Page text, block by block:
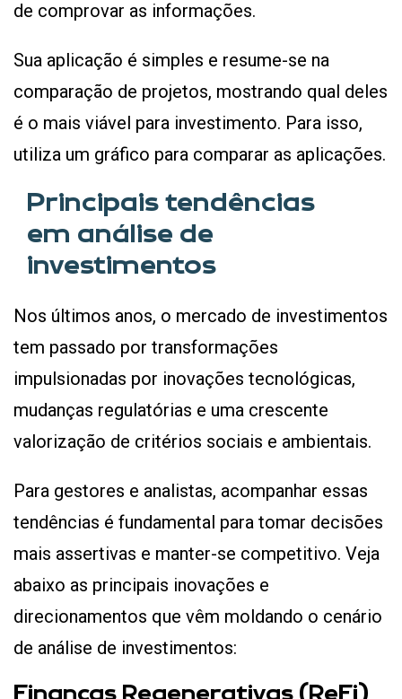
de comprovar as informações.
Sua aplicação é simples e resume-se na
comparação de projetos, mostrando qual deles
é o mais viável para investimento. Para isso,
utiliza um gráfico para comparar as aplicações.
Principais tendências
em análise de
investimentos
Nos últimos anos, o mercado de investimentos
tem passado por transformações
impulsionadas por inovações tecnológicas,
mudanças regulatórias e uma crescente
valorização de critérios sociais e ambientais.
Para gestores e analistas, acompanhar essas
tendências é fundamental para tomar decisões
mais assertivas e manter-se competitivo. Veja
abaixo as principais inovações e
direcionamentos que vêm moldando o cenário
de análise de investimentos: